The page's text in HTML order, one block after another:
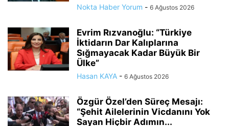
Nokta Haber Yorum - 6 Ağustos 2026
Evrim Rızvanoğlu: “Türkiye
İktidarın Dar Kalıplarına
Sığmayacak Kadar Büyük Bir
Ülke”
Hasan KAYA - 6 Ağustos 2026
Özgür Özel’den Süreç Mesajı:
“Şehit Ailelerinin Vicdanını Yok
Sayan Hiçbir Adımın...